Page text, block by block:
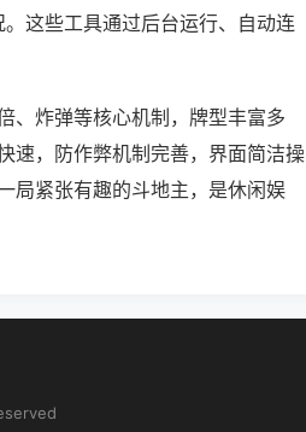
这些工具通过后台运行、自动连
、炸弹等核心机制，牌型丰富多
速，防作弊机制完善，界面简洁操
局紧张有趣的斗地主，是休闲娱